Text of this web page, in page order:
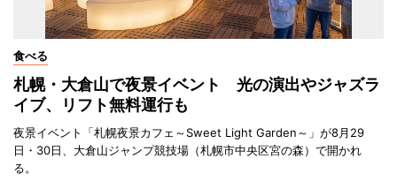
食べる
札幌・大倉山で夜景イベント 光の演出やジャズラ
イブ、リフト無料運行も
夜景イベント「札幌夜景カフェ～Sweet Light Garden～」が8月29
日・30日、大倉山ジャンプ競技場（札幌市中央区宮の森）で開かれ
る。